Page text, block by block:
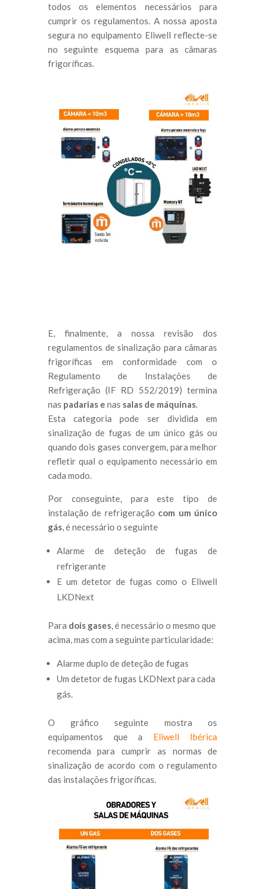
todos os elementos necessários para
cumprir os regulamentos. A nossa aposta
segura no equipamento Eliwell reflecte-se
no seguinte esquema para as câmaras
frigoríficas.
E, finalmente, a nossa revisão dos
regulamentos de sinalização para câmaras
frigoríficas em conformidade com o
Regulamento de Instalações de
Refrigeração (IF RD 552/2019) termina
nas padarias e nas salas de máquinas.
Esta categoria pode ser dividida em
sinalização de fugas de um único gás ou
quando dois gases convergem, para melhor
refletir qual o equipamento necessário em
cada modo.
Por conseguinte, para este tipo de
instalação de refrigeração com um único
gás, é necessário o seguinte
Alarme de deteção de fugas de
refrigerante
E um detetor de fugas como o Eliwell
LKDNext
Para dois gases, é necessário o mesmo que
acima, mas com a seguinte particularidade:
Alarme duplo de deteção de fugas
Um detetor de fugas LKDNext para cada
gás.
O gráfico seguinte mostra os
equipamentos que a Eliwell Ibérica
recomenda para cumprir as normas de
sinalização de acordo com o regulamento
das instalações frigoríficas.